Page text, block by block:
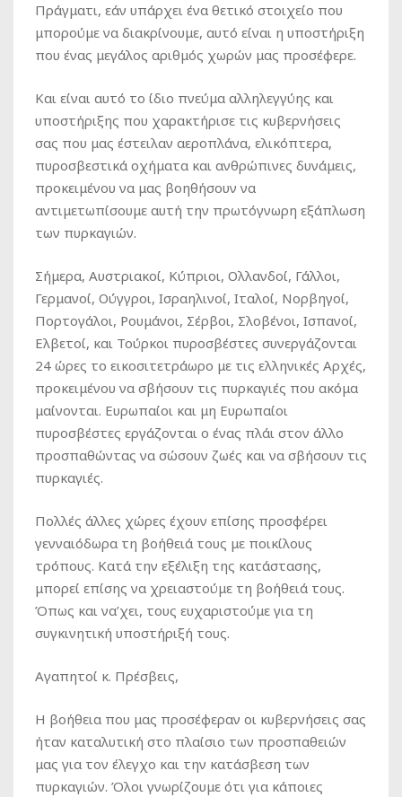
Πράγματι, εάν υπάρχει ένα θετικό στοιχείο που
μπορούμε να διακρίνουμε, αυτό είναι η υποστήριξη
που ένας μεγάλος αριθμός χωρών μας προσέφερε.
Και είναι αυτό το ίδιο πνεύμα αλληλεγγύης και
υποστήριξης που χαρακτήρισε τις κυβερνήσεις
σας που μας έστειλαν αεροπλάνα, ελικόπτερα,
πυροσβεστικά οχήματα και ανθρώπινες δυνάμεις,
προκειμένου να μας βοηθήσουν να
αντιμετωπίσουμε αυτή την πρωτόγνωρη εξάπλωση
των πυρκαγιών.
Σήμερα, Αυστριακοί, Κύπριοι, Ολλανδοί, Γάλλοι,
Γερμανοί, Ούγγροι, Ισραηλινοί, Ιταλοί, Νορβηγοί,
Πορτογάλοι, Ρουμάνοι, Σέρβοι, Σλοβένοι, Ισπανοί,
Ελβετοί, και Τούρκοι πυροσβέστες συνεργάζονται
24 ώρες το εικοσιτετράωρο με τις ελληνικές Αρχές,
προκειμένου να σβήσουν τις πυρκαγιές που ακόμα
μαίνονται. Ευρωπαίοι και μη Ευρωπαίοι
πυροσβέστες εργάζονται ο ένας πλάι στον άλλο
προσπαθώντας να σώσουν ζωές και να σβήσουν τις
πυρκαγιές.
Πολλές άλλες χώρες έχουν επίσης προσφέρει
γενναιόδωρα τη βοήθειά τους με ποικίλους
τρόπους. Κατά την εξέλιξη της κατάστασης,
μπορεί επίσης να χρειαστούμε τη βοήθειά τους.
Όπως και να’χει, τους ευχαριστούμε για τη
συγκινητική υποστήριξή τους.
Αγαπητοί κ. Πρέσβεις,
Η βοήθεια που μας προσέφεραν οι κυβερνήσεις σας
ήταν καταλυτική στο πλαίσιο των προσπαθειών
μας για τον έλεγχο και την κατάσβεση των
πυρκαγιών. Όλοι γνωρίζουμε ότι για κάποιες